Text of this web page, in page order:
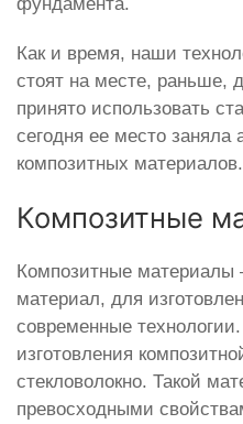
Как и время, наши
стоят на месте, раньше,
принято использовать
сегодня ее место
композитных материалов.
Композитные
Композитные материалы
материал, для
современные
изготовления
стекловолокно. Такой
превосходными